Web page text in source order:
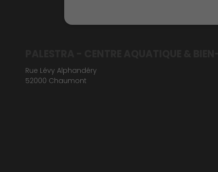
Rue Lévy Alphandéry
52000 Chaumont